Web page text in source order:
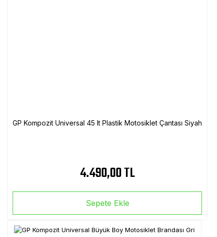
GP Kompozit Universal 45 lt Plastik Motosiklet Çantası Siyah
4.490,00 TL
Sepete Ekle